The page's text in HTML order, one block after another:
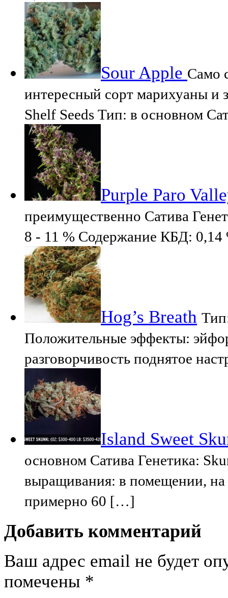
Sour Apple Само
интересный сорт марихуаны и
Shelf Seeds Тип: в основном
Purple Paro
преимущественно Сатива
8 - 11 % Содержание КБД:
Hog’s Breath
Положительные эффекты:
разговорчивость поднятое
Island Sweet
основном Сатива Генетика:
выращивания: в помещении, на
примерно 60 […]
Добавить комментарий
Ваш адрес email не будет
помечены *